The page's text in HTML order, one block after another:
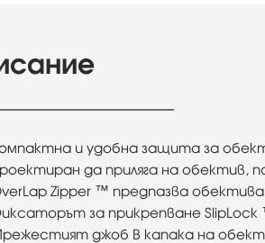
и удобна защита за
да приляга на обектив,
Zipper ™ предпазва обектива
за прикрепване
джоб В капака на